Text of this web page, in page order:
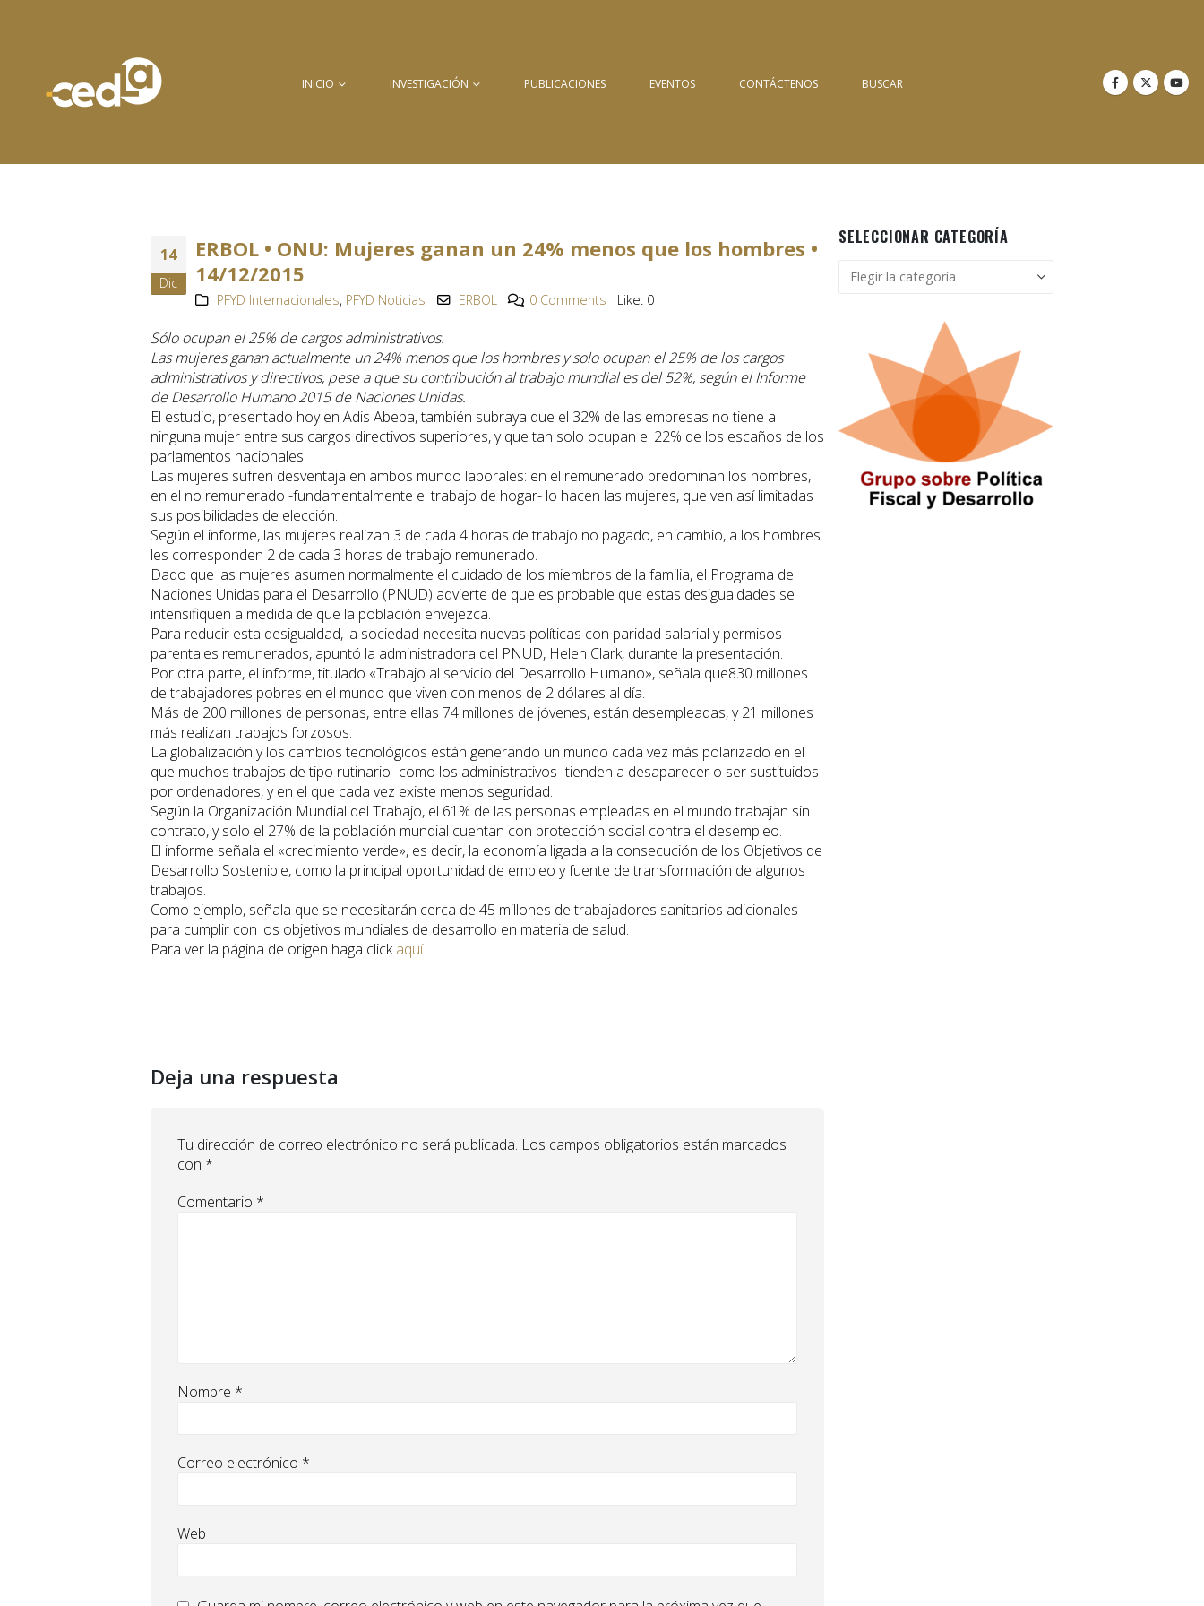
INICIO INVESTIGACIÓN PUBLICACIONES EVENTOS CONTÁCTENOS BUSCAR
14
Dic
ERBOL • ONU: Mujeres ganan un 24% menos que los hombres •
14/12/2015
PFYD Internacionales, PFYD Noticias ERBOL 0 Comments Like: 0
Sólo ocupan el 25% de cargos administrativos.
Las mujeres ganan actualmente un 24% menos que los hombres y solo ocupan el 25% de los cargos
administrativos y directivos, pese a que su contribución al trabajo mundial es del 52%, según el Informe
de Desarrollo Humano 2015 de Naciones Unidas.
El estudio, presentado hoy en Adis Abeba, también subraya que el 32% de las empresas no tiene a
ninguna mujer entre sus cargos directivos superiores, y que tan solo ocupan el 22% de los escaños de los
parlamentos nacionales.
Las mujeres sufren desventaja en ambos mundo laborales: en el remunerado predominan los hombres,
en el no remunerado -fundamentalmente el trabajo de hogar- lo hacen las mujeres, que ven así limitadas
sus posibilidades de elección.
Según el informe, las mujeres realizan 3 de cada 4 horas de trabajo no pagado, en cambio, a los hombres
les corresponden 2 de cada 3 horas de trabajo remunerado.
Dado que las mujeres asumen normalmente el cuidado de los miembros de la familia, el Programa de
Naciones Unidas para el Desarrollo (PNUD) advierte de que es probable que estas desigualdades se
intensifiquen a medida de que la población envejezca.
Para reducir esta desigualdad, la sociedad necesita nuevas políticas con paridad salarial y permisos
parentales remunerados, apuntó la administradora del PNUD, Helen Clark, durante la presentación.
Por otra parte, el informe, titulado «Trabajo al servicio del Desarrollo Humano», señala que830 millones
de trabajadores pobres en el mundo que viven con menos de 2 dólares al día.
Más de 200 millones de personas, entre ellas 74 millones de jóvenes, están desempleadas, y 21 millones
más realizan trabajos forzosos.
La globalización y los cambios tecnológicos están generando un mundo cada vez más polarizado en el
que muchos trabajos de tipo rutinario -como los administrativos- tienden a desaparecer o ser sustituidos
por ordenadores, y en el que cada vez existe menos seguridad.
Según la Organización Mundial del Trabajo, el 61% de las personas empleadas en el mundo trabajan sin
contrato, y solo el 27% de la población mundial cuentan con protección social contra el desempleo.
El informe señala el «crecimiento verde», es decir, la economía ligada a la consecución de los Objetivos de
Desarrollo Sostenible, como la principal oportunidad de empleo y fuente de transformación de algunos
trabajos.
Como ejemplo, señala que se necesitarán cerca de 45 millones de trabajadores sanitarios adicionales
para cumplir con los objetivos mundiales de desarrollo en materia de salud.
Para ver la página de origen haga clickaquí.
Deja una respuesta
Tu dirección de correo electrónico no será publicada. Los campos obligatorios están marcados
con *
Comentario *
Nombre *
Correo electrónico *
Web
SELECCIONAR CATEGORÍA
Seleccionar
categoría